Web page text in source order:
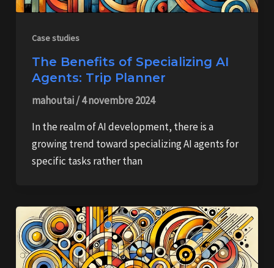
Case studies
The Benefits of Specializing AI
Agents: Trip Planner
mahoutai/4 novembre 2024
In the realm of AI development, there is a
growing trend toward specializing AI agents for
specific tasks rather than